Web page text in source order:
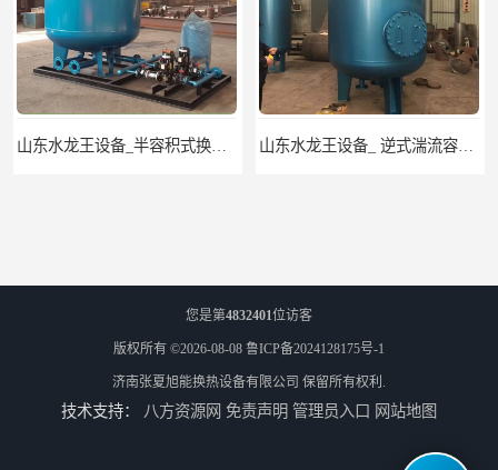
您是第4832401位访客
版权所有 ©2026-08-08 鲁ICP备2024128175号-1
济南张夏旭能换热设备有限公司 保留所有权利.
技术支持： 八方资源网 免责声明 管理员入口 网站地图